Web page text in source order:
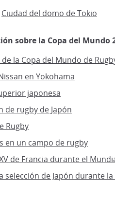
Ciudad del domo de Tokio
sobre la Copa del Mundo
la Copa del Mundo de
en Yokohama
japonesa
de rugby de Japón
Rugby
en un campo de rugby
de Francia durante el
selección de Japón durante